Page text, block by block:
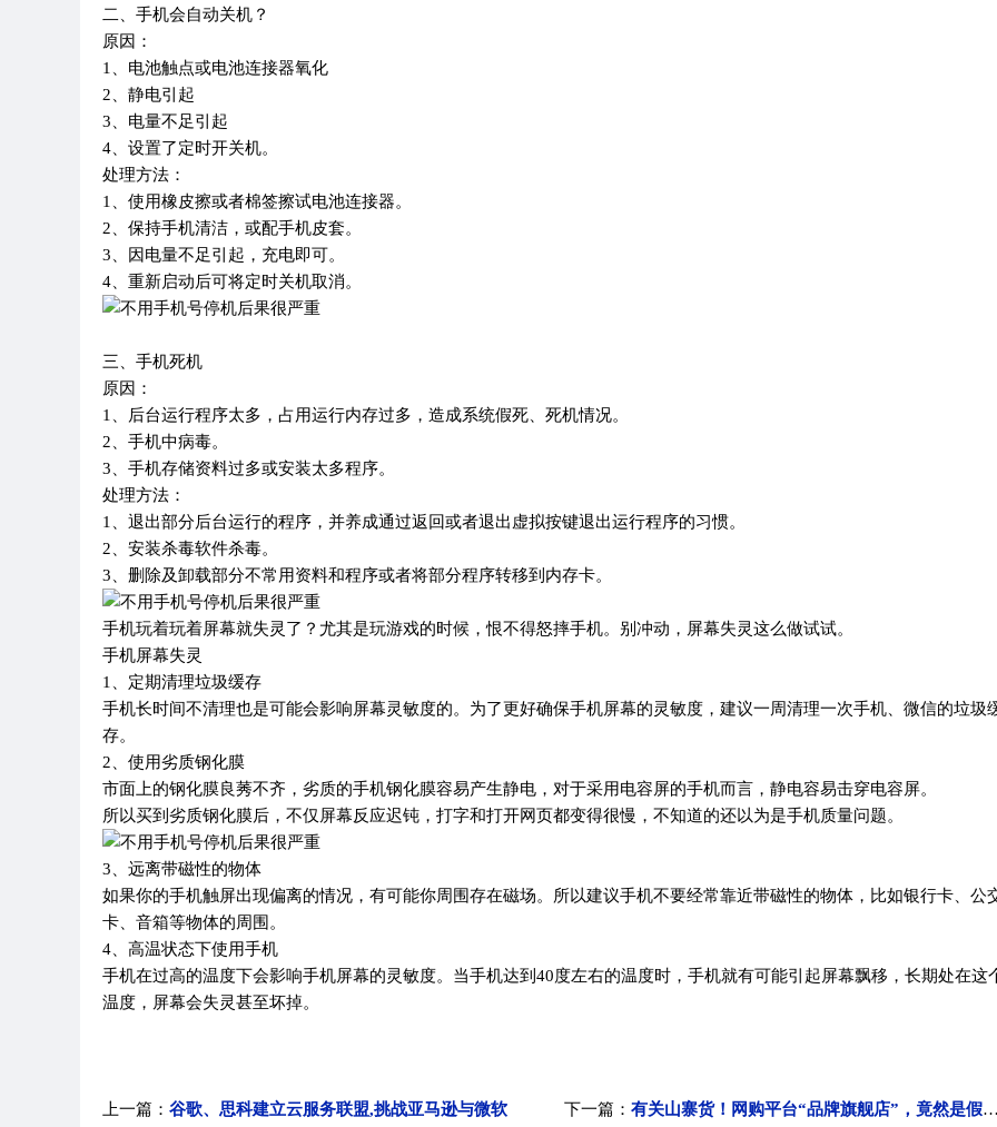
二、手机会自动关机？
原因：
1、电池触点或电池连接器氧化
2、静电引起
3、电量不足引起
4、设置了定时开关机。
处理方法：
1、使用橡皮擦或者棉签擦试电池连接器。
2、保持手机清洁，或配手机皮套。
3、因电量不足引起，充电即可。
4、重新启动后可将定时关机取消。
三、手机死机
原因：
1、后台运行程序太多，占用运行内存过多，造成系统假死、死机情况。
2、手机中病毒。
3、手机存储资料过多或安装太多程序。
处理方法：
1、退出部分后台运行的程序，并养成通过返回或者退出虚拟按键退出运行程序的习惯。
2、安装杀毒软件杀毒。
3、删除及卸载部分不常用资料和程序或者将部分程序转移到内存卡。
手机玩着玩着屏幕就失灵了？尤其是玩游戏的时候，恨不得怒摔手机。别冲动，屏幕失灵这么做试试。
手机屏幕失灵
1、定期清理垃圾缓存
手机长时间不清理也是可能会影响屏幕灵敏度的。为了更好确保手机屏幕的灵敏度，建议一周清理一次手机、微信的垃圾
存。
2、使用劣质钢化膜
市面上的钢化膜良莠不齐，劣质的手机钢化膜容易产生静电，对于采用电容屏的手机而言，静电容易击穿电容屏。
所以买到劣质钢化膜后，不仅屏幕反应迟钝，打字和打开网页都变得很慢，不知道的还以为是手机质量问题。
3、远离带磁性的物体
如果你的手机触屏出现偏离的情况，有可能你周围存在磁场。所以建议手机不要经常靠近带磁性的物体，比如银行卡、公
卡、音箱等物体的周围。
4、高温状态下使用手机
手机在过高的温度下会影响手机屏幕的灵敏度。当手机达到40度左右的温度时，手机就有可能引起屏幕飘移，长期处在这
温度，屏幕会失灵甚至坏掉。
上一篇： 谷歌、思科建立云服务联盟,挑战亚马逊与微软 下一篇： 有关山寨货！网购平台“品牌旗舰店”，竟然是假的？